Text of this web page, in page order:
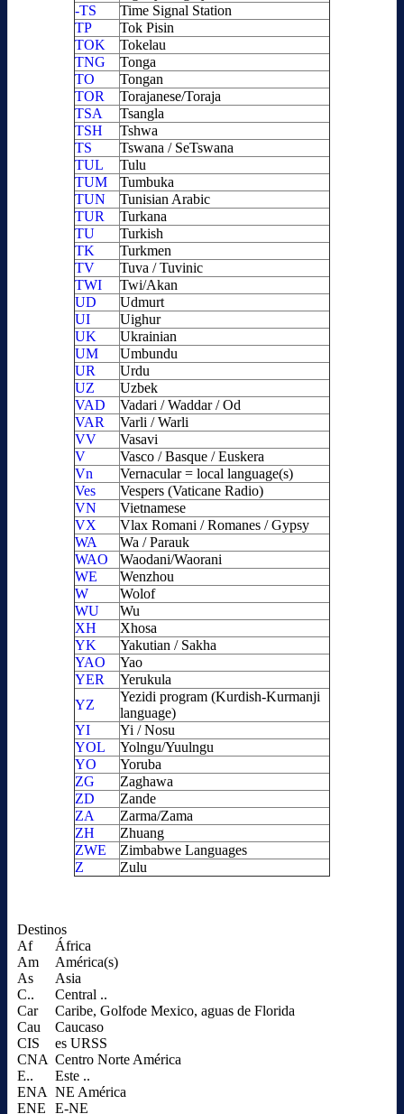
-TS
Time Signal Station
TP
Tok Pisin
TOK
Tokelau
TNG
Tonga
TO
Tongan
TOR
Torajanese/Toraja
TSA
Tsangla
TSH
Tshwa
TS
Tswana / SeTswana
TUL
Tulu
TUM
Tumbuka
TUN
Tunisian Arabic
TUR
Turkana
TU
Turkish
TK
Turkmen
TV
Tuva / Tuvinic
TWI
Twi/Akan
UD
Udmurt
UI
Uighur
UK
Ukrainian
UM
Umbundu
UR
Urdu
UZ
Uzbek
VAD
Vadari / Waddar / Od
VAR
Varli / Warli
VV
Vasavi
V
Vasco / Basque / Euskera
Vn
Vernacular = local language(s)
Ves
Vespers (Vaticane Radio)
VN
Vietnamese
VX
Vlax Romani / Romanes / Gypsy
WA
Wa / Parauk
WAO
Waodani/Waorani
WE
Wenzhou
W
Wolof
WU
Wu
XH
Xhosa
YK
Yakutian / Sakha
YAO
Yao
YER
Yerukula
YZ
Yezidi program (Kurdish-Kurmanji
language)
YI
Yi / Nosu
YOL
Yolngu/Yuulngu
YO
Yoruba
ZG
Zaghawa
ZD
Zande
ZA
Zarma/Zama
ZH
Zhuang
ZWE
Zimbabwe Languages
Z
Zulu
Destinos
Af
África
Am
América(s)
As
Asia
C..
Central ..
Car
Caribe, Golfode Mexico, aguas de Florida
Cau
Caucaso
CIS
es URSS
CNA Centro Norte América
E..
Este ..
ENA NE América
ENE
E-NE